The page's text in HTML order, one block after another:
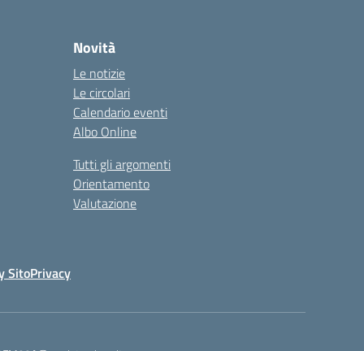
Novità
Le notizie
Le circolari
Calendario eventi
Albo Online
Tutti gli argomenti
Orientamento
Valutazione
SitoPrivacy